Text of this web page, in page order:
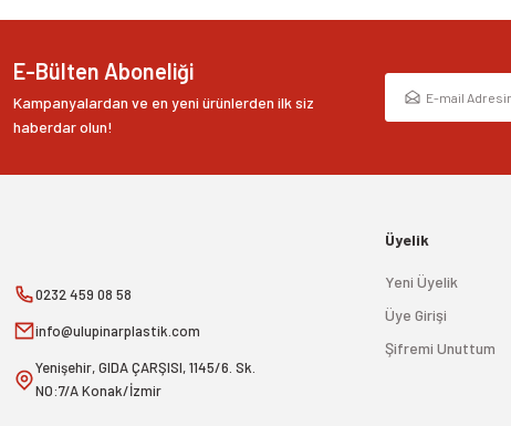
E-Bülten Aboneliği
Kampanyalardan ve en yeni ürünlerden ilk siz
haberdar olun!
0232 459 08 58
info@ulupinarplastik.com
Yenişehir, GIDA ÇARŞISI, 1145/6. Sk.
NO:7/A Konak/İzmir
Üyelik
Yeni Üyelik
Üye Girişi
Şifremi Unuttum